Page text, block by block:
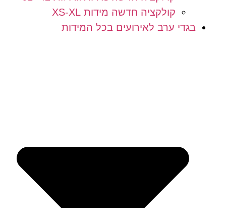
קולקציה חדשה מידות XS-XL
בגדי ערב לאירועים בכל המידות